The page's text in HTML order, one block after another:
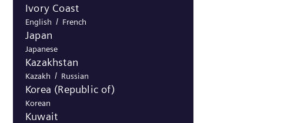
Ivory Coast
English / French
Japan
Japanese
Kazakhstan
Kazakh / Russian
Korea (Republic of)
Korean
Kuwait